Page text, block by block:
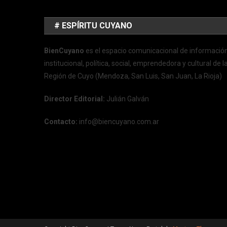
# ESPÍRITU CUYANO
BienCuyano es el espacio comunicacional de
institucional, política, social, emprendedora y cultural de la
Región de Cuyo (Mendoza, San Luis, San Juan, La Rioja)
Director Editorial: Julián Galván
Contacto: info@biencuyano.com.ar